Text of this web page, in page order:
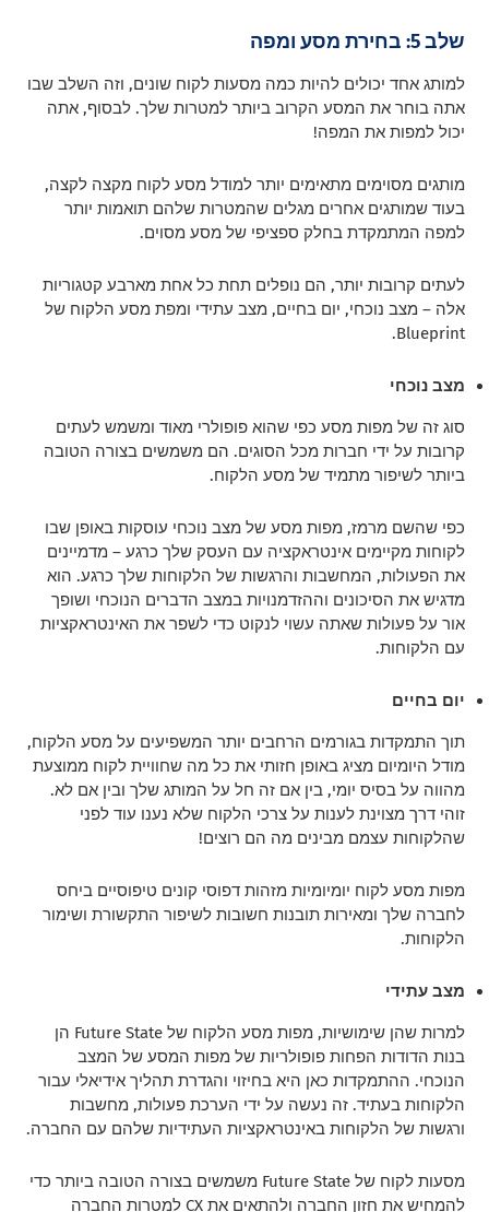
שלב 5: בחירת מסע ומפה
למותג אחד יכולים להיות כמה מסעות לקוח שונים, וזה השלב שבו
אתה בוחר את המסע הקרוב ביותר למטרות שלך. לבסוף, אתה
יכול למפות את המפה!
מותגים מסוימים מתאימים יותר למודל מסע לקוח מקצה לקצה,
בעוד שמותגים אחרים מגלים שהמטרות שלהם תואמות יותר
למפה המתמקדת בחלק ספציפי של מסע מסוים.
לעתים קרובות יותר, הם נופלים תחת כל אחת מארבע קטגוריות
אלה – מצב נוכחי, יום בחיים, מצב עתידי ומפת מסע הלקוח של
Blueprint.
מצב נוכחי
סוג זה של מפות מסע כפי שהוא פופולרי מאוד ומשמש לעתים
קרובות על ידי חברות מכל הסוגים. הם משמשים בצורה הטובה
ביותר לשיפור מתמיד של מסע הלקוח.
כפי שהשם מרמז, מפות מסע של מצב נוכחי עוסקות באופן שבו
לקוחות מקיימים אינטראקציה עם העסק שלך כרגע – מדמיינים
את הפעולות, המחשבות והרגשות של הלקוחות שלך כרגע. הוא
מדגיש את הסיכונים וההזדמנויות במצב הדברים הנוכחי ושופך
אור על פעולות שאתה עשוי לנקוט כדי לשפר את האינטראקציות
עם הלקוחות.
יום בחיים
תוך התמקדות בגורמים הרחבים יותר המשפיעים על מסע הלקוח,
מודל היומיום מציג באופן חזותי את כל מה שחוויית לקוח ממוצעת
מהווה על בסיס יומי, בין אם זה חל על המותג שלך ובין אם לא.
זוהי דרך מצוינת לענות על צרכי הלקוח שלא נענו עוד לפני
שהלקוחות עצמם מבינים מה הם רוצים!
מפות מסע לקוח יומיומיות מזהות דפוסי קונים טיפוסיים ביחס
לחברה שלך ומאירות תובנות חשובות לשיפור התקשורת ושימור
הלקוחות.
מצב עתידי
למרות שהן שימושיות, מפות מסע הלקוח של Future State הן
בנות הדודות הפחות פופולריות של מפות המסע של המצב
הנוכחי. ההתמקדות כאן היא בחיזוי והגדרת תהליך אידיאלי עבור
הלקוחות בעתיד. זה נעשה על ידי הערכת פעולות, מחשבות
ורגשות של הלקוחות באינטראקציות העתידיות שלהם עם החברה.
מסעות לקוח של Future State משמשים בצורה הטובה ביותר כדי
להמחיש את חזון החברה ולהתאים את CX למטרות החברה